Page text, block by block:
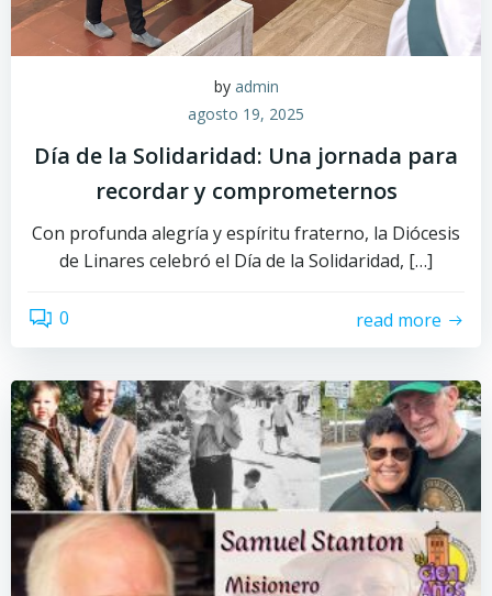
by admin
agosto 19, 2025
Día de la Solidaridad: Una jornada para
recordar y comprometernos
Con profunda alegría y espíritu fraterno, la Diócesis
de Linares celebró el Día de la Solidaridad, […]
0 read more